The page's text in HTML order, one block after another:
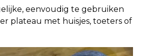
eenvoudig te gebruiken
plateau met huisjes, toeters of